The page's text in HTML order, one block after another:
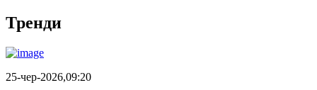
Тренди
25-чер-2026,09:20